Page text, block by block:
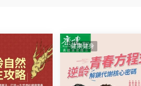
健康健身